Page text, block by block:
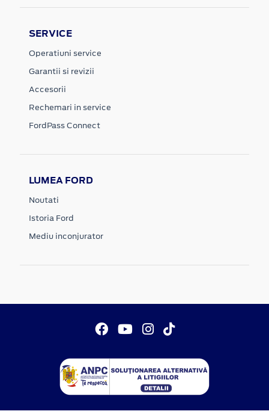
SERVICE
Operatiuni service
Garantii si revizii
Accesorii
Rechemari in service
FordPass Connect
LUMEA FORD
Noutati
Istoria Ford
Mediu inconjurator